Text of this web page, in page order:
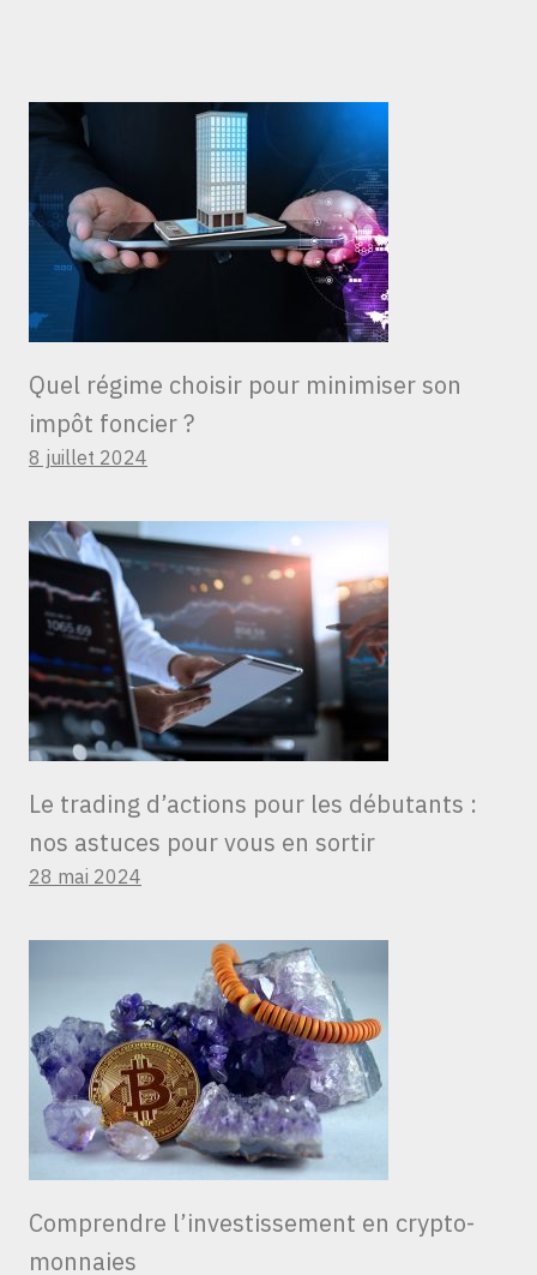
Quel régime choisir pour minimiser son
impôt foncier ?
8 juillet 2024
Le trading d’actions pour les débutants :
nos astuces pour vous en sortir
28 mai 2024
Comprendre l’investissement en crypto-
monnaies